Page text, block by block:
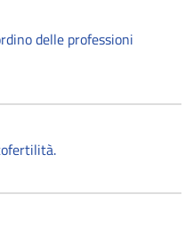
delle professioni